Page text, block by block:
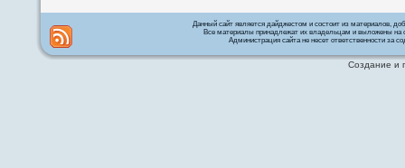
Данный сайт является дайджестом и состоит из материалов,
Все материалы принадлежат их владельцам и выложены на
Администрация сайта не несет ответственности за
Создание и